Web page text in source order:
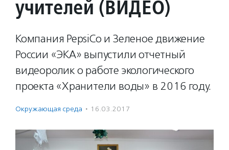
учителей (ВИДЕО)
Компания PepsiCo и Зеленое движение
России «ЭКА» выпустили отчетный
видеоролик о работе экологического
проекта «Хранители воды» в 2016 году.
Окружающая среда · 16.03.2017